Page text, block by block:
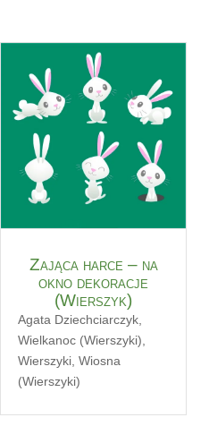
Zająca harce – na
okno dekoracje
(Wierszyk)
Agata Dziechciarczyk,
Wielkanoc (Wierszyki),
Wierszyki, Wiosna
(Wierszyki)